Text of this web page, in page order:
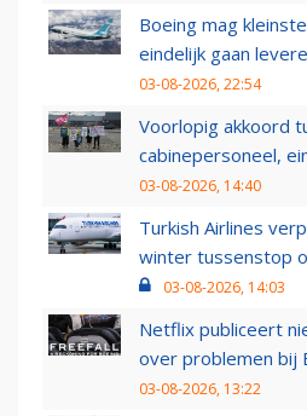
Boeing mag
eindelijk gaan
03-08-2026, 22:54
Voorlopig akkoord
cabinepersoneel,
03-08-2026, 14:40
Turkish Airlines
winter tussenstop
03-08-2026, 14:03
Netflix publiceert
over problemen bij
03-08-2026, 13:22